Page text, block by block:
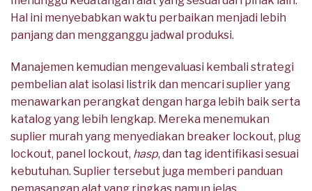
Hal ini menyebabkan waktu perbaikan menjadi lebih
panjang dan mengganggu jadwal produksi.
Manajemen kemudian mengevaluasi kembali strategi
pembelian alat isolasi listrik dan mencari suplier yang
menawarkan perangkat dengan harga lebih baik serta
katalog yang lebih lengkap. Mereka menemukan
suplier murah yang menyediakan breaker lockout, plug
lockout, panel lockout, hasp, dan tag identifikasi sesuai
kebutuhan. Suplier tersebut juga memberi panduan